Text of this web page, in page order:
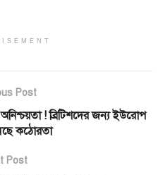
Post
অনিশ্চয়তা ! ব্রিটিশদের জন্য ইউরোপ
কঠোরতা
Post